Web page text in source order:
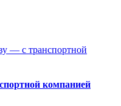
компанией